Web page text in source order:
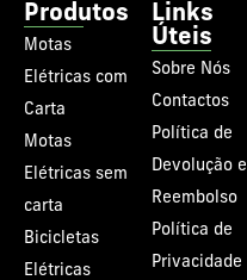
Produtos
Motas
Elétricas com
Carta
Motas
Elétricas sem
carta
Bicicletas
Elétricas
Links
Úteis
Sobre Nós
Contactos
Política de
Devolução e
Reembolso
Política de
Privacidade